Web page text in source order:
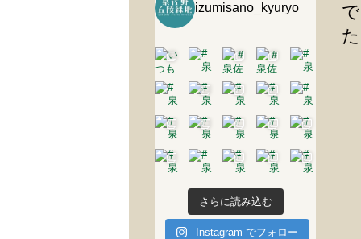
izumisano_kyuryo
さらに読み込む
Instagram でフォロー